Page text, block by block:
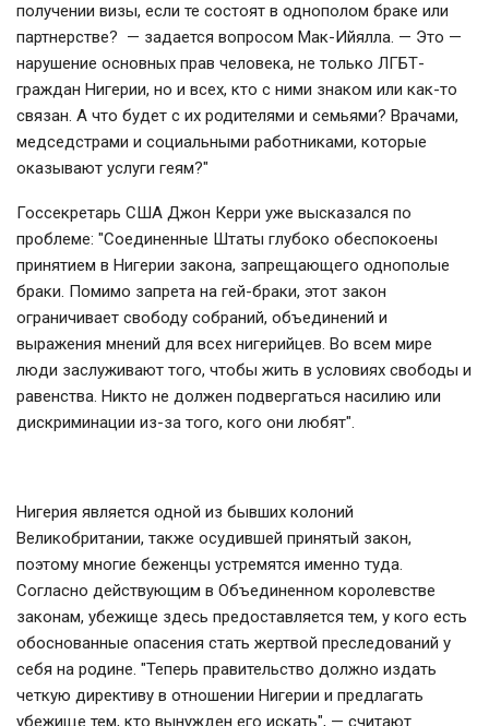
получении визы, если те состоят в однополом браке или
партнерстве? — задается вопросом Мак-Ийялла. — Это —
нарушение основных прав человека, не только ЛГБТ-
граждан Нигерии, но и всех, кто с ними знаком или как-то
связан. А что будет с их родителями и семьями? Врачами,
медседстрами и социальными работниками, которые
оказывают услуги геям?"
Госсекретарь США Джон Керри уже высказался по
проблеме: "Соединенные Штаты глубоко обеспокоены
принятием в Нигерии закона, запрещающего однополые
браки. Помимо запрета на гей-браки, этот закон
ограничивает свободу собраний, объединений и
выражения мнений для всех нигерийцев. Во всем мире
люди заслуживают того, чтобы жить в условиях свободы и
равенства. Никто не должен подвергаться насилию или
дискриминации из-за того, кого они любят".
Нигерия является одной из бывших колоний
Великобритании, также осудившей принятый закон,
поэтому многие беженцы устремятся именно туда.
Согласно действующим в Объединенном королевстве
законам, убежище здесь предоставляется тем, у кого есть
обоснованные опасения стать жертвой преследований у
себя на родине. "Теперь правительство должно издать
четкую директиву в отношении Нигерии и предлагать
убежище тем, кто вынужден его искать", — считают